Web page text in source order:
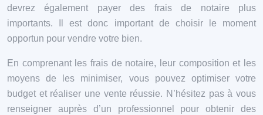
devrez également payer des frais de notaire plus
importants. Il est donc important de choisir le moment
opportun pour vendre votre bien.
En comprenant les frais de notaire, leur composition et les
moyens de les minimiser, vous pouvez optimiser votre
budget et réaliser une vente réussie. N’hésitez pas à vous
renseigner auprès d’un professionnel pour obtenir des